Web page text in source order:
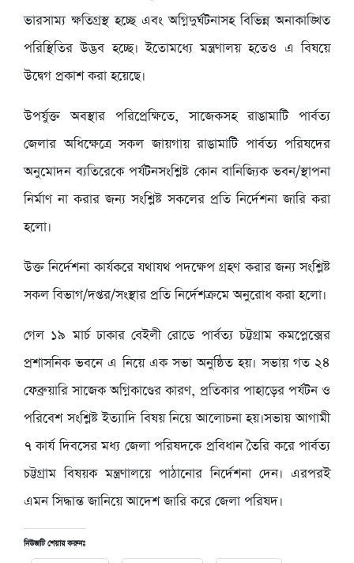
ভারসাম্য ক্ষতিগ্রস্থ হচ্ছে এবং অগ্নিদুর্ঘটনাসহ বিভিন্ন অনাকাঙ্খিত
পরিস্থিতির উদ্ভব হচ্ছে। ইতোমধ্যে মন্ত্রণালয় হতেও এ বিষয়ে
উদ্বেগ প্রকাশ করা হয়েছে।
উপর্যুক্ত অবস্থার পরিপ্রেক্ষিতে, সাজেকসহ রাঙামাটি পার্বত্য
জেলার অধিক্ষেত্রে সকল জায়গায় রাঙামাটি পার্বত্য পরিষদের
অনুমোদন ব্যতিরেকে পর্যটনসংশ্লিষ্ট কোন বানিজ্যিক ভবন/স্থাপনা
নির্মাণ না করার জন্য সংশ্লিষ্ট সকলের প্রতি নির্দেশনা জারি করা
হলো।
উক্ত নির্দেশনা কার্যকরে যথাযথ পদক্ষেপ গ্রহণ করার জন্য সংশ্লিষ্ট
সকল বিভাগ/দপ্তর/সংস্থার প্রতি নির্দেশক্রমে অনুরোধ করা হলো।
গেল ১৯ মার্চ ঢাকার বেইলী রোডে পার্বত্য চট্টগ্রাম কমপ্লেক্সের
প্রশাসনিক ভবনে এ নিয়ে এক সভা অনুষ্ঠিত হয়। সভায় গত ২৪
ফেব্রুয়ারি সাজেক অগ্নিকাণ্ডের কারণ, প্রতিকার পাহাড়ের পর্যটন ও
পরিবেশ সংশ্লিষ্ট ইত্যাদি বিষয় নিয়ে আলোচনা হয়।সভায় আগামী
৭ কার্য দিবসের মধ্য জেলা পরিষদকে প্রবিধান তৈরি করে পার্বত্য
চট্টগ্রাম বিষয়ক মন্ত্রণালয়ে পাঠানোর নির্দেশনা দেন। এরপরই
এমন সিদ্ধান্ত জানিয়ে আদেশ জারি করে জেলা পরিষদ।
নিউজটি শেয়ার করুনঃ